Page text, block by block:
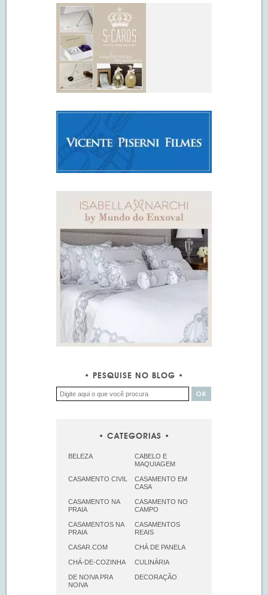
PESQUISE NO BLOG
CATEGORIAS
BELEZA
CABELO E
MAQUIAGEM
CASAMENTO CIVIL
CASAMENTO EM
CASA
CASAMENTO NA
PRAIA
CASAMENTO NO
CAMPO
CASAMENTOS NA
PRAIA
CASAMENTOS
REAIS
CASAR.COM CHÁ DE PANELA
CHÁ-DE-COZINHA CULINÁRIA
DE NOIVA PRA
NOIVA
DECORAÇÃO